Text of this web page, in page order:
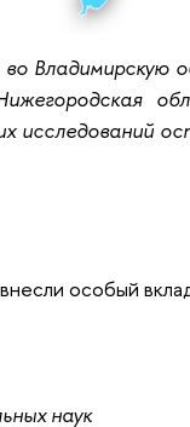
Владимирскую
исследований
особый
наук